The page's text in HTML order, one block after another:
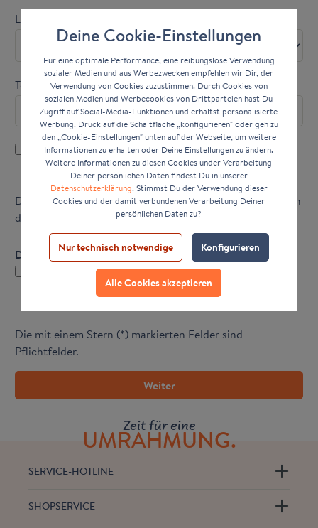
Land*
Telefonnummer
Lieferadresse weicht von Rechnungsadresse ab.
Diese Seite ist durch reCAPTCHA geschützt und es gelten
die
DatenschutzrichtlinieundNutzungsbedingungen
Datenschutz
Datenschutzbestimmungen
genommen und dieAGBgelesen und bin mit ihnen
Die mit einem Stern (*) markierten Felder sind
Pflichtfelder.
Weiter
Zeit für eine
UMRAHMUNG.
SERVICE-HOTLINE
SHOPSERVICE
Deine Cookie-Einstellungen
Für eine optimale Performance, eine reibungslose Verwendung
sozialer Medien und aus Werbezwecken empfehlen wir Dir, der
Verwendung von Cookies zuzustimmen. Durch Cookies von
sozialen Medien und Werbecookies von Drittparteien hast Du
Zugriff auf Social-Media-Funktionen und erhältst personalisierte
Werbung. Drück auf die Schaltfläche „konfigurieren" oder geh zu
den „Cookie-Einstellungen" unten auf der Webseite, um weitere
Informationen zu erhalten oder Deine Einstellungen zu ändern.
Weitere Informationen zu diesen Cookies under Verarbeitung
Deiner persönlichen Daten findest Du in unserer
Datenschutzerklärung. Stimmst Du der Verwendung dieser
Cookies und der damit verbundenen Verarbeitung Deiner
persönlichen Daten zu?
Nur technisch notwendige Konfigurieren
Alle Cookies akzeptieren